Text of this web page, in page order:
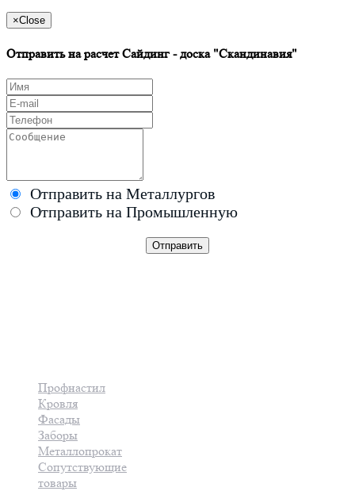
×Close
Отправить на расчет Сайдинг - доска "Скандинавия"
Отправить на Металлургов
Отправить на Промышленную
Профнастил
Кровля
Фасады
Заборы
Металлопрокат
Сопутствующие
товары